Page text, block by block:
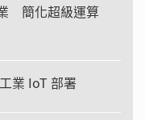
簡化超級運算
業 IoT 部署